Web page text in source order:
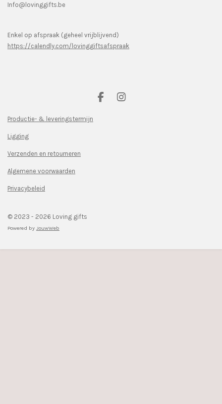
Info@lovinggifts.be
Enkel op afspraak (geheel vrijblijvend)
https://calendly.com/lovinggiftsafspraak
F
I
Productie- & leveringstermijn
Ligging
Verzenden en retourneren
Algemene voorwaarden
Privacybeleid
© 2023 - 2026 Loving gifts
Powered by JouwWeb